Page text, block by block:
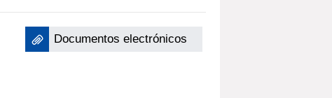
Documentos electrónicos